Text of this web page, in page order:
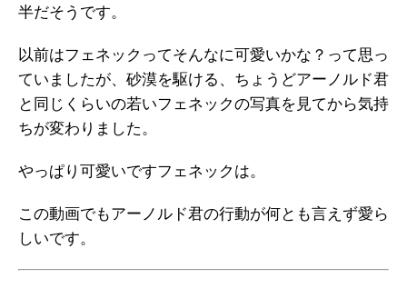
半だそうです。
以前はフェネックってそんなに可愛いかな？って思っ
ていましたが、砂漠を駆ける、ちょうどアーノルド君
と同じくらいの若いフェネックの写真を見てから気持
ちが変わりました。
やっぱり可愛いですフェネックは。
この動画でもアーノルド君の行動が何とも言えず愛ら
しいです。